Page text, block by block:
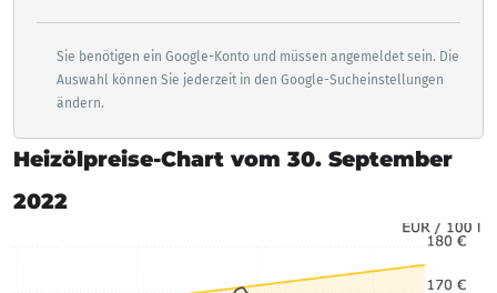
Sie benötigen ein Google-Konto und müssen angemeldet sein. Die
Auswahl können Sie jederzeit in den Google-Sucheinstellungen
ändern.
Heizölpreise-Chart vom 30. September
2022